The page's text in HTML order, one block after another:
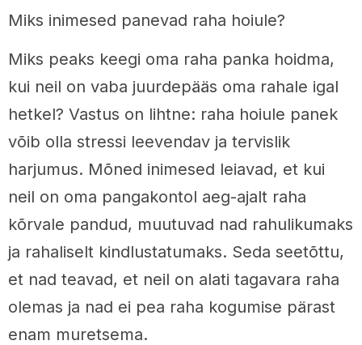
Miks inimesed panevad raha hoiule?
Miks peaks keegi oma raha panka hoidma,
kui neil on vaba juurdepääs oma rahale igal
hetkel? Vastus on lihtne: raha hoiule panek
võib olla stressi leevendav ja tervislik
harjumus. Mõned inimesed leiavad, et kui
neil on oma pangakontol aeg-ajalt raha
kõrvale pandud, muutuvad nad rahulikumaks
ja rahaliselt kindlustatumaks. Seda seetõttu,
et nad teavad, et neil on alati tagavara raha
olemas ja nad ei pea raha kogumise pärast
enam muretsema.